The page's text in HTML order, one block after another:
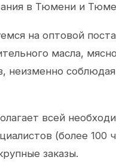
в Тюмени и
на оптовой
масла,
неизменно
всей
(более 100
заказы.